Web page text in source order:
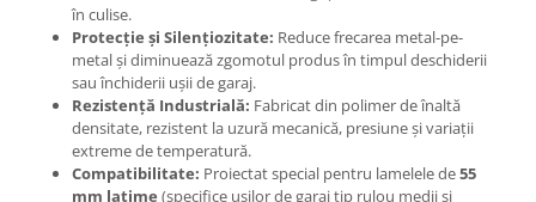
în culise.
Protecție și Silențiozitate: Reduce frecarea metal-pe-
metal și diminuează zgomotul produs în timpul deschiderii
sau închiderii ușii de garaj.
Rezistență Industrială: Fabricat din polimer de înaltă
densitate, rezistent la uzură mecanică, presiune și variații
extreme de temperatură.
Compatibilitate: Proiectat special pentru lamelele de55
mm latime (specifice ușilor de garaj tip rulou medii și